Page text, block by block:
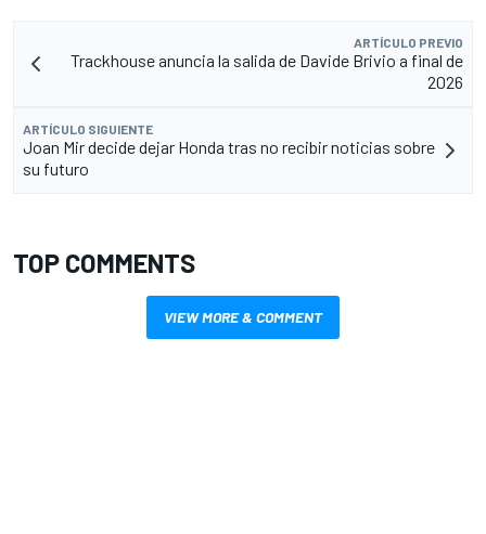
ARTÍCULO PREVIO
Trackhouse anuncia la salida de Davide Brivio a final de
2026
ARTÍCULO SIGUIENTE
Joan Mir decide dejar Honda tras no recibir noticias sobre
su futuro
TOP COMMENTS
VIEW MORE & COMMENT